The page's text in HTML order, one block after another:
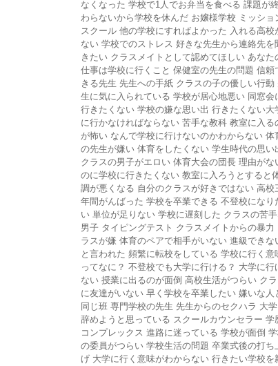
なくなった 学校で1人でお弁当を食べる 課題が終
わらないから学校を休んだ お嬢様学校 ミッショ
スクール 他の学校にすればよかった 入れる高校
ない 学校でのストレス 好きな先生から連絡先を
きたい クラスメイトとして認めてほしい あなた
仕事は学校に行くこと 保健室の先生の問題 信頼
きる先生 先生への手紙 クラスの子の優しい行動
生に気に入られている 学校が居心地悪い 同窓会
行きたくない 学校の嫌な思い出 行きたくない大
に行かなければならない 苦手な教科 教室に入る
が怖い なんで学校に行けないのかわからない 体
の先生が嫌い 体育をしたくない 学生時代の思い
クラスの男子がエロい 体育大会の団長 理由がな
のに学校に行きたくない 教室に入ろうとすると
調が悪くなる 自分のクラスが好きではない 高校
年間がんばった 学校を卒業できる 不登校になり
い 単位が足りない 学校に遅刻した クラスの苦
男子 タイピングテスト クラスメイトからの暴力
ラスが嫌 体育のペアで相手がいない 進級できな
と言われた 頻繁に転校をしている 学校に行く意
ってなに？ 不登校でも大学に行ける？ 大学に行
ない 授業に出るのが面倒 高校生活がつらい ク
に友達がいない 早く学校を卒業したい 嫌いな人
同じ班 専門学校の先生 先生からのセクハラ 大
辞めようと思っている スクールカウンセラー 学
コンプレックス 進路に迷っている 学校が面倒
の委員がつらい 学校生活の問題 卒業式後の打ち
げ 大学に行く意味がわからない 行きたい学校を